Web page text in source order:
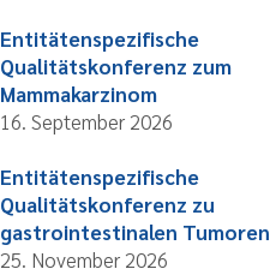
Entitätenspezifische
Qualitätskonferenz zum
Mammakarzinom
16. September 2026
Entitätenspezifische
Qualitätskonferenz zu
gastrointestinalen Tumoren
25. November 2026